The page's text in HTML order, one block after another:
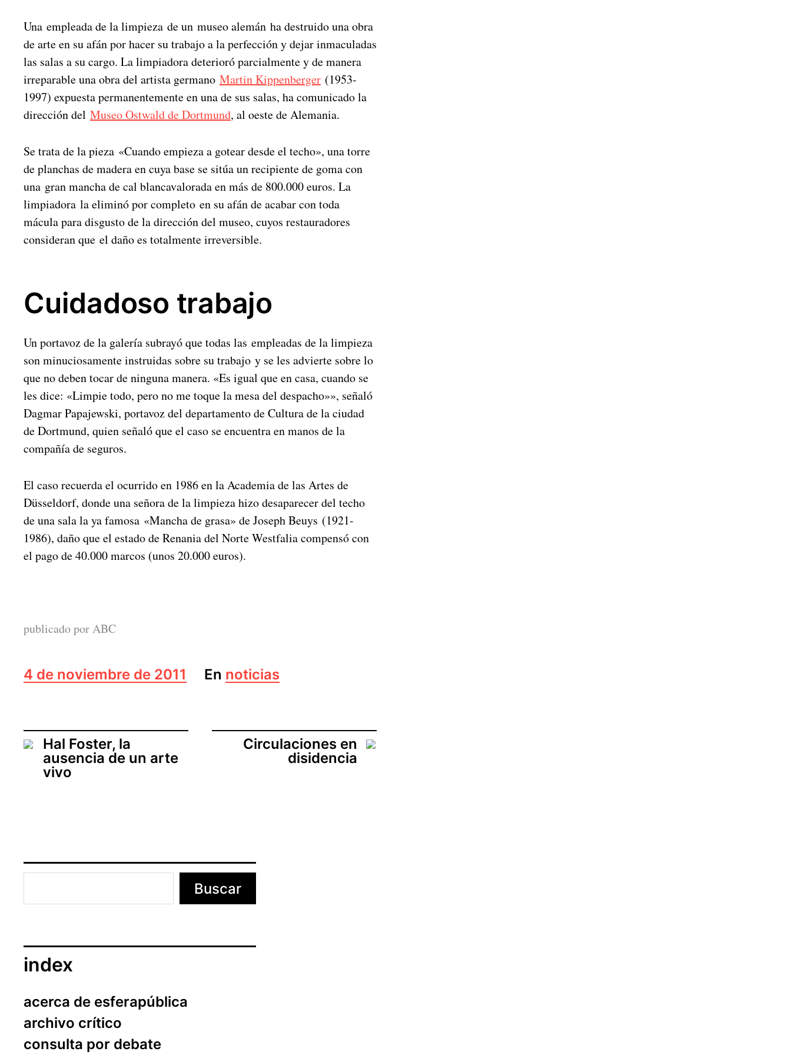
Una empleada de la limpieza de un museo alemán ha destruido una obra
de arte en su afán por hacer su trabajo a la perfección y dejar inmaculadas
las salas a su cargo. La limpiadora deterioró parcialmente y de manera
irreparable una obra del artista germano Martin Kippenberger (1953-
1997) expuesta permanentemente en una de sus salas, ha comunicado la
dirección del Museo Ostwald de Dortmund, al oeste de Alemania.
Se trata de la pieza «Cuando empieza a gotear desde el techo», una torre
de planchas de madera en cuya base se sitúa un recipiente de goma con
una gran mancha de cal blancavalorada en más de 800.000 euros. La
limpiadora la eliminó por completo en su afán de acabar con toda
mácula para disgusto de la dirección del museo, cuyos restauradores
consideran que el daño es totalmente irreversible.
Cuidadoso trabajo
Un portavoz de la galería subrayó que todas las empleadas de la limpieza
son minuciosamente instruidas sobre su trabajo y se les advierte sobre lo
que no deben tocar de ninguna manera. «Es igual que en casa, cuando se
les dice: «Limpie todo, pero no me toque la mesa del despacho»», señaló
Dagmar Papajewski, portavoz del departamento de Cultura de la ciudad
de Dortmund, quien señaló que el caso se encuentra en manos de la
compañía de seguros.
El caso recuerda el ocurrido en 1986 en la Academia de las Artes de
Düsseldorf, donde una señora de la limpieza hizo desaparecer del techo
de una sala la ya famosa «Mancha de grasa» de Joseph Beuys (1921-
1986), daño que el estado de Renania del Norte Westfalia compensó con
el pago de 40.000 marcos (unos 20.000 euros).
publicado por ABC
F
e
a
d
e
a
4 de noviembre de 2011 En noticias
Hal Foster, la
ausencia de un arte
vivo
Circulaciones en
disidencia
Buscar
index
acerca de esferapública
archivo crítico
consulta por debate